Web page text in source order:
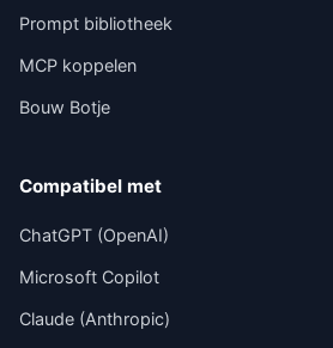
Prompt bibliotheek
MCP koppelen
Bouw Botje
Compatibel met
ChatGPT (OpenAI)
Microsoft Copilot
Claude (Anthropic)